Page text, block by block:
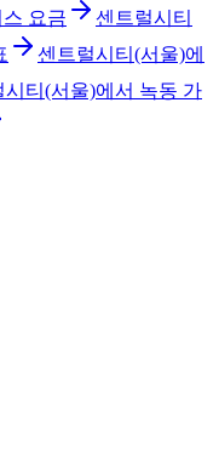
요금
센트럴시티
센트럴시티(서울)에
시티(서울)에서 녹동 가